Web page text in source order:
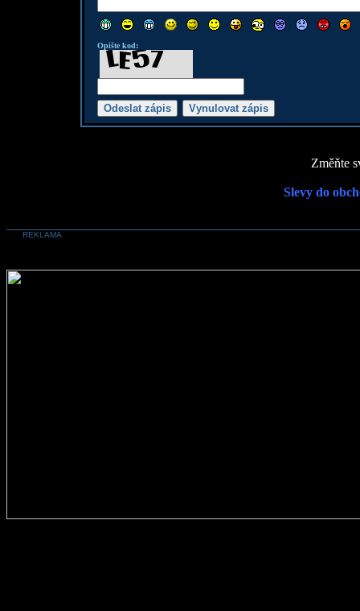
Opište kod:
Změňte
Slevy do
REKLAMA